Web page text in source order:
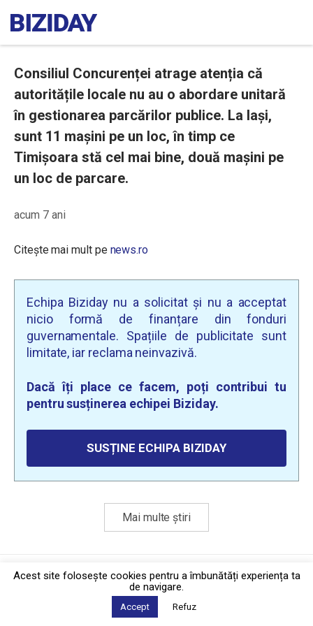
Consiliul Concurenței atrage atenția că
autoritățile locale nu au o abordare unitară
în gestionarea parcărilor publice. La Iași,
sunt 11 mașini pe un loc, în timp ce
Timișoara stă cel mai bine, două mașini pe
un loc de parcare.
acum 7 ani
Citește mai mult pe news.ro
Echipa Biziday nu a solicitat și nu a acceptat
nicio formă de finanțare din fonduri
guvernamentale. Spațiile de publicitate sunt
limitate, iar reclama neinvazivă.
Dacă îți place ce facem, poți contribui tu
pentru susținerea echipei Biziday.
SUSȚINE ECHIPA BIZIDAY
Mai multe știri
Politica de confidențialitate·Contact
2026 © Biziday
Acest site foloseşte cookies pentru a îmbunătăți experiența ta
de navigare.
Accept Refuz